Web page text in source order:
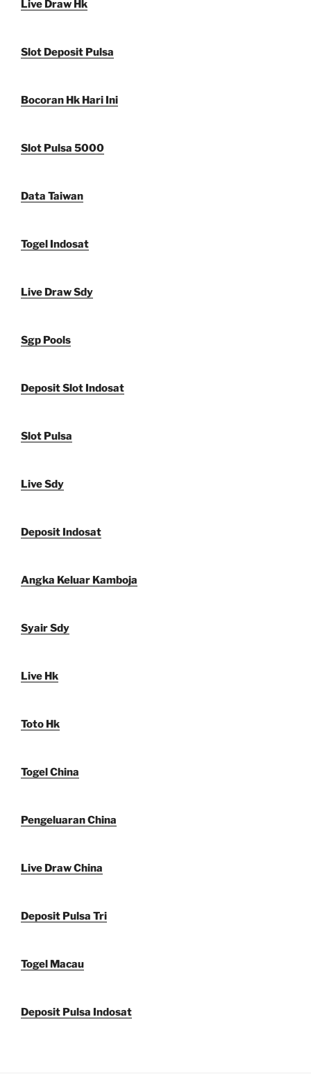
Live Draw Hk
Slot Deposit Pulsa
Bocoran Hk Hari Ini
Slot Pulsa 5000
Data Taiwan
Togel Indosat
Live Draw Sdy
Sgp Pools
Deposit Slot Indosat
Slot Pulsa
Live Sdy
Deposit Indosat
Angka Keluar Kamboja
Syair Sdy
Live Hk
Toto Hk
Togel China
Pengeluaran China
Live Draw China
Deposit Pulsa Tri
Togel Macau
Deposit Pulsa Indosat